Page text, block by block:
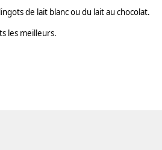
de lait blanc ou du lait au chocolat.
les meilleurs.